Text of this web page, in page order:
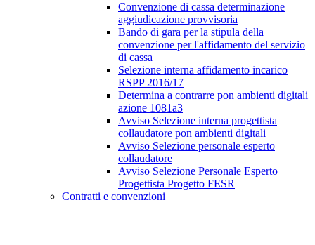
Convenzione di cassa determinazione
aggiudicazione provvisoria
Bando di gara per la stipula della
convenzione per l'affidamento del servizio
di cassa
Selezione interna affidamento incarico
RSPP 2016/17
Determina a contrarre pon ambienti digitali
azione 1081a3
Avviso Selezione interna progettista
collaudatore pon ambienti digitali
Avviso Selezione personale esperto
collaudatore
Avviso Selezione Personale Esperto
Progettista Progetto FESR
Contratti e convenzioni